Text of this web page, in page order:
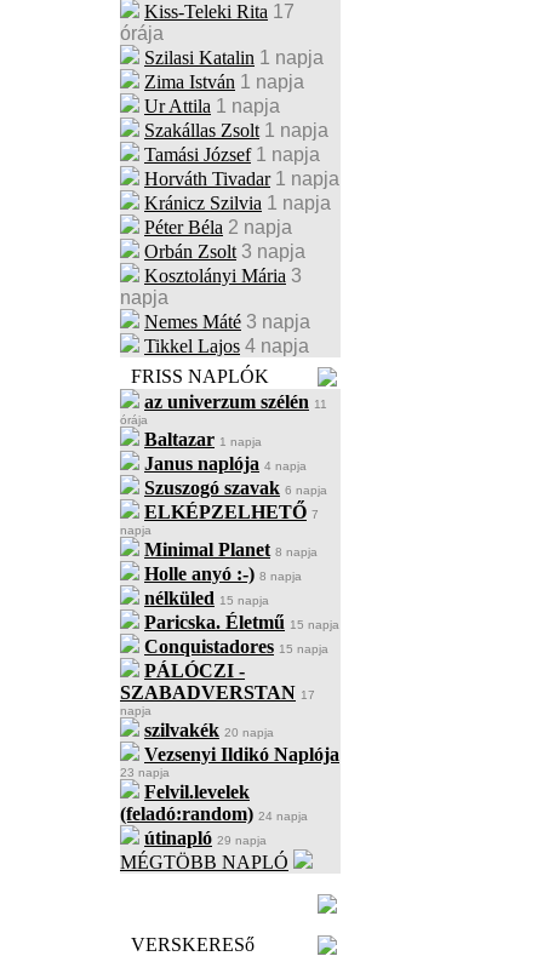
Kiss-Teleki Rita 17
órája
Szilasi Katalin 1 napja
Zima István 1 napja
Ur Attila 1 napja
Szakállas Zsolt 1 napja
Tamási József 1 napja
Horváth Tivadar 1 napja
Kránicz Szilvia 1 napja
Péter Béla 2 napja
Orbán Zsolt 3 napja
Kosztolányi Mária 3
napja
Nemes Máté 3 napja
Tikkel Lajos 4 napja
FRISS NAPLÓK
az univerzum szélén 11
órája
Baltazar 1 napja
Janus naplója 4 napja
Szuszogó szavak 6 napja
ELKÉPZELHETŐ 7
napja
Minimal Planet 8 napja
Holle anyó :-) 8 napja
nélküled 15 napja
Paricska. Életmű 15 napja
Conquistadores 15 napja
PÁLÓCZI -
SZABADVERSTAN 17
napja
szilvakék 20 napja
Vezsenyi Ildikó Naplója
23 napja
Felvil.levelek
(feladó:random) 24 napja
útinapló 29 napja
MÉGTÖBB NAPLÓ
VERSKERESő